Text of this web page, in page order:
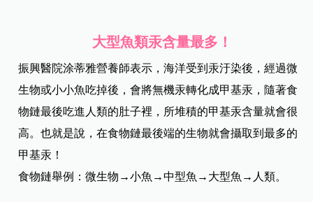
大型魚類汞含量最多！
振興醫院涂蒂雅營養師表示，海洋受到汞汙染後，經過微
生物或小小魚吃掉後，會將無機汞轉化成甲基汞，隨著食
物鏈最後吃進人類的肚子裡，所堆積的甲基汞含量就會很
高。也就是說，在食物鏈最後端的生物就會攝取到最多的
甲基汞！
食物鏈舉例：微生物→小魚→中型魚→大型魚→人類。